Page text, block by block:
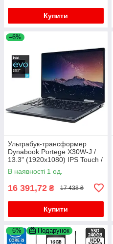
Купити
–6%
Ультрабук-трансформер
Dynabook Portege X30W-J /
13.3" (1920x1080) IPS Touch /
Intel Core i5-1135G7 (4 (8)
ядра по 2.4 - 4.2 GHz) /
В наявності 1 од.
16 391,72 ₴ 17 438 ₴
Купити
–6% Подарунок